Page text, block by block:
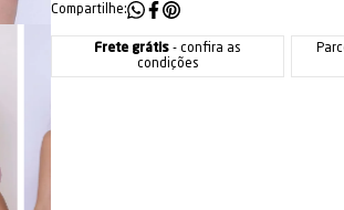
Compartilhe:
Frete grátis - confira as
condições